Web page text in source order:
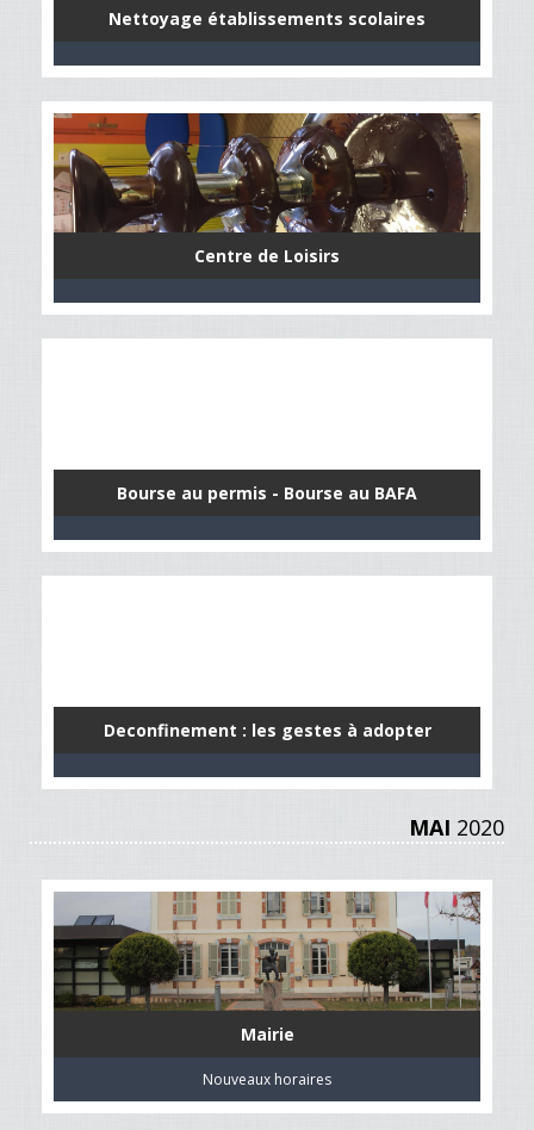
Nettoyage établissements scolaires
Centre de Loisirs
Bourse au permis - Bourse au BAFA
Deconfinement : les gestes à adopter
MAI 2020
Mairie
Nouveaux horaires